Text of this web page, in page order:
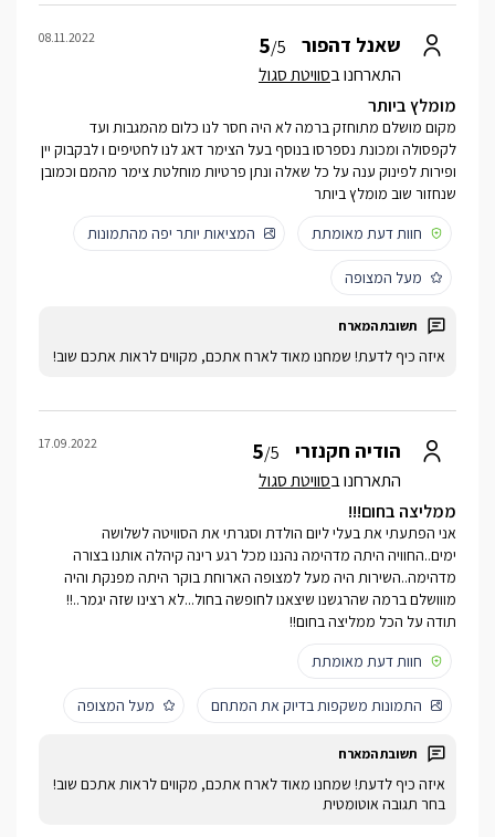
שאנל דהפור 5/5
התארחנו בסוויטת סגול
08.11.2022
מומלץ ביותר
מקום מושלם מתוחזק ברמה לא היה חסר לנו כלום מהמגבות ועד
לקפסולה ומכונת נספרסו בנוסף בעל הצימר דאג לנו לחטיפים ו לבקבוק יין
ופירות לפינוק ענה על כל שאלה ונתן פרטיות מוחלטת צימר מהמם וכמובן
שנחזור שוב מומלץ ביותר
חוות דעת מאומתת
המציאות יותר יפה מהתמונות
מעל המצופה
איזה כיף לדעת! שמחנו מאוד לארח אתכם, מקווים לראות אתכם שוב!
הודיה חקנזרי 5/5
התארחנו בסוויטת סגול
17.09.2022
ממליצה בחום!!!
אני הפתעתי את בעלי ליום הולדת וסגרתי את הסוויטה לשלושה
ימים..החוויה היתה מדהימה נהננו מכל רגע רינה קיהלה אותנו בצורה
מדהימה..השירות היה מעל למצופה הארוחת בוקר היתה מפנקת והיה
מווושלם ברמה שהרגשנו שיצאנו לחופשה בחול...לא רצינו שזה יגמר..!!
תודה על הכל ממליצה בחום!!
חוות דעת מאומתת
התמונות משקפות בדיוק את המתחם מעל המצופה
איזה כיף לדעת! שמחנו מאוד לארח אתכם, מקווים לראות אתכם שוב!
בחר תגובה אוטומטית